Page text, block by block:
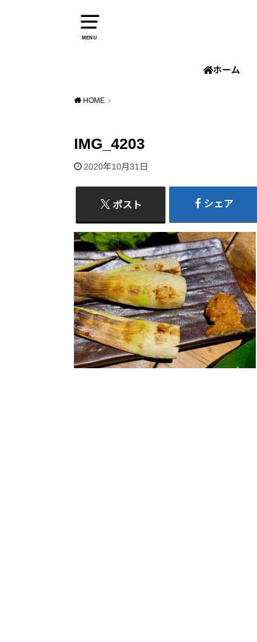
MENU
ホーム
HOME
IMG_4203
2020年10月31日
ポスト シェア